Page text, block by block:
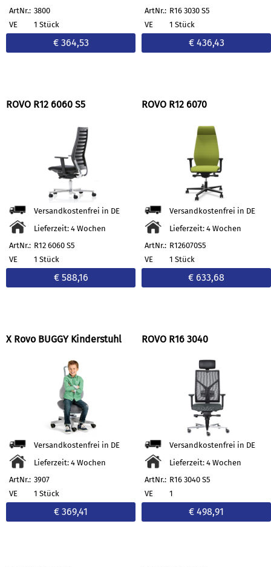
ArtNr.: 3800
VE
1 Stück
€ 364,53
ArtNr.: R16 3030 S5
VE
1 Stück
€ 436,43
ROVO R12 6060 S5
Versandkostenfrei in DE
Lieferzeit: 4 Wochen
ArtNr.: R12 6060 S5
VE
1 Stück
€ 588,16
ROVO R12 6070
Versandkostenfrei in DE
Lieferzeit: 4 Wochen
ArtNr.: R126070S5
VE
1 Stück
€ 633,68
X Rovo BUGGY Kinderstuhl
Versandkostenfrei in DE
Lieferzeit: 4 Wochen
ArtNr.: 3907
VE
1 Stück
€ 369,41
ROVO R16 3040
Versandkostenfrei in DE
Lieferzeit: 4 Wochen
ArtNr.: R16 3040 S5
VE
1
€ 498,91